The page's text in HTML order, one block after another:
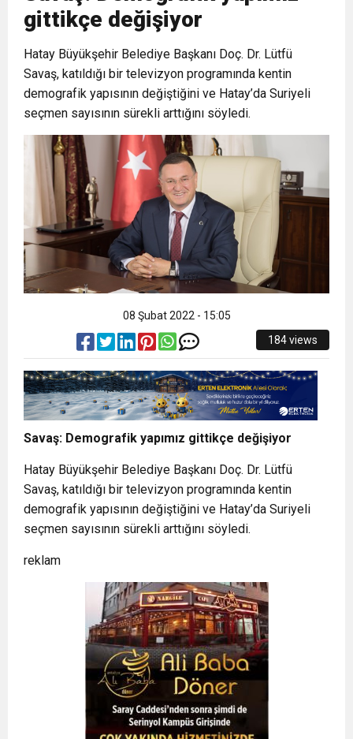
Cumhuriyet, Türk Milletinin Özgürlük
ve Onur Nişanesidir
6:19 HBB BAŞKANI ÖNTÜRK’ÜN
CUMHURİYET BAYRAMI MESAJI
17:36 KURUMLAR VERGİSİ ERTELENDİ
DUYURUSU
21:40 CEYLANDERE’DE BAŞKAN EMRAH
KARAÇAY’A SEVGİ SELİ
18:22 BAŞKAN SAMİ ÜSTÜN’DEN
GÖNÜLLERE DOKUNAN ZİYARET
gittikçe değişiyor
Hatay Büyükşehir Belediye Başkanı Doç. Dr. Lütfü
Savaş, katıldığı bir televizyon programında kentin
demografik yapısının değiştiğini ve Hatay’da Suriyeli
seçmen sayısının sürekli arttığını söyledi.
08 Şubat 2022 - 15:05
184 views
Savaş: Demografik yapımız gittikçe değişiyor
Hatay Büyükşehir Belediye Başkanı Doç. Dr. Lütfü
Savaş, katıldığı bir televizyon programında kentin
demografik yapısının değiştiğini ve Hatay’da Suriyeli
seçmen sayısının sürekli arttığını söyledi.
reklam